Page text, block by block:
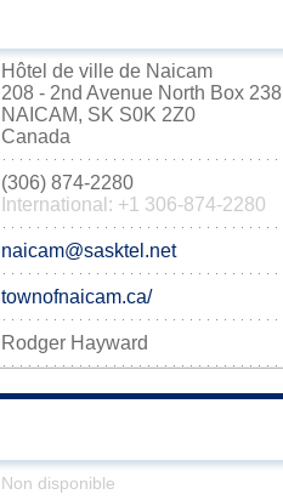
Hôtel de ville de Naicam
208 - 2nd Avenue North Box 238
NAICAM, SK S0K 2Z0
Canada
(306) 874-2280
International: +1 306-874-2280
naicam@sasktel.net
townofnaicam.ca/
Rodger Hayward
Non disponible